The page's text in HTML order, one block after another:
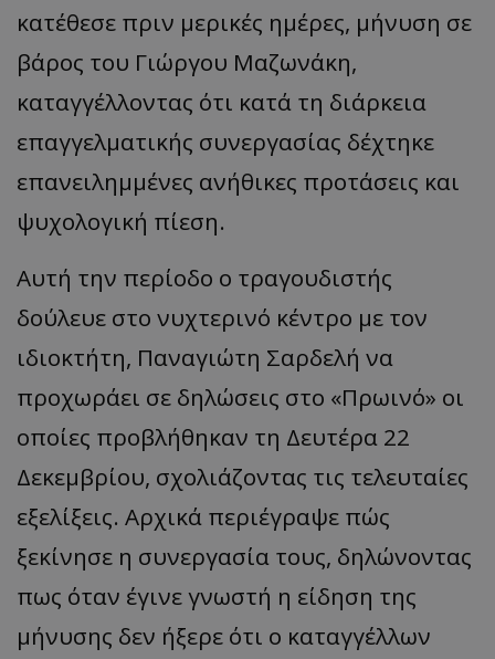
κατέθεσε πριν μερικές ημέρες, μήνυση σε
βάρος του Γιώργου Μαζωνάκη,
καταγγέλλοντας ότι κατά τη διάρκεια
επαγγελματικής συνεργασίας δέχτηκε
επανειλημμένες ανήθικες προτάσεις και
ψυχολογική πίεση.
Αυτή την περίοδο ο τραγουδιστής
δούλευε στο νυχτερινό κέντρο με τον
ιδιοκτήτη, Παναγιώτη Σαρδελή να
προχωράει σε δηλώσεις στο «Πρωινό» οι
οποίες προβλήθηκαν τη Δευτέρα 22
Δεκεμβρίου, σχολιάζοντας τις τελευταίες
εξελίξεις. Αρχικά περιέγραψε πώς
ξεκίνησε η συνεργασία τους, δηλώνοντας
πως όταν έγινε γνωστή η είδηση της
μήνυσης δεν ήξερε ότι ο καταγγέλλων